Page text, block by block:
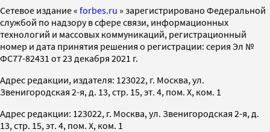
Cетевое издание « forbes.ru » зарегистрировано Федеральной
службой по надзору в сфере связи, информационных
технологий и массовых коммуникаций, регистрационный
номер и дата принятия решения о регистрации: серия Эл №
ФС77-82431 от 23 декабря 2021 г.
Адрес редакции, издателя: 123022, г. Москва, ул.
Звенигородская 2-я, д. 13, стр. 15, эт. 4, пом. X, ком. 1
Адрес редакции: 123022, г. Москва, ул. Звенигородская 2-я, д.
13, стр. 15, эт. 4, пом. X, ком. 1